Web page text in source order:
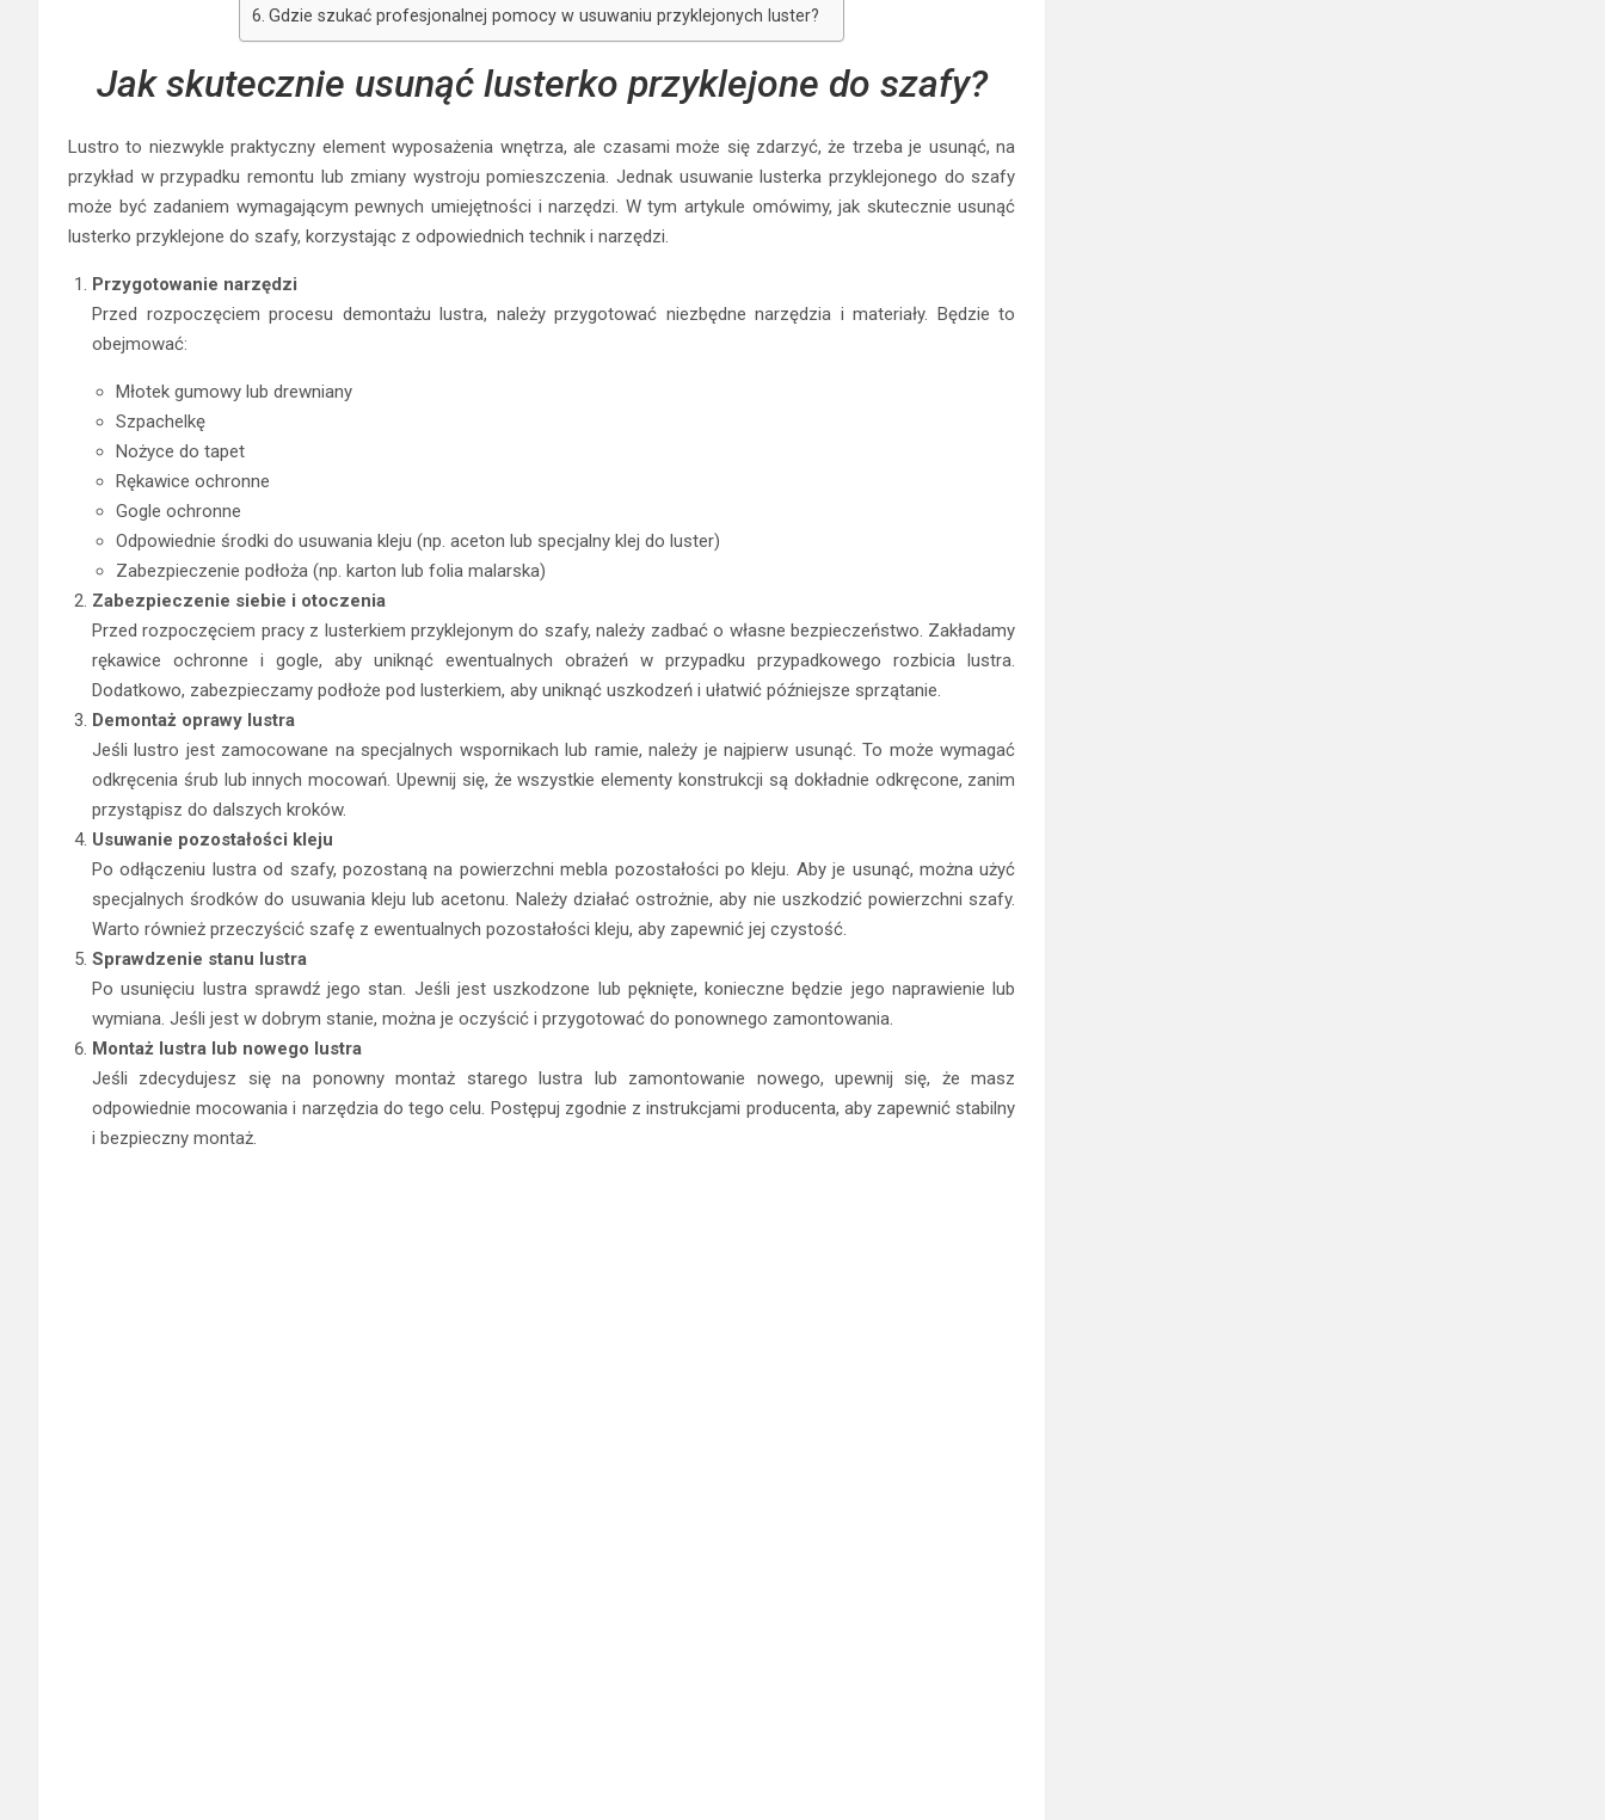
Gdzie szukać profesjonalnej pomocy w usuwaniu przyklejonych luster?
Jak skutecznie usunąć lusterko przyklejone do szafy?
Lustro to niezwykle praktyczny element wyposażenia wnętrza, ale czasami może się zdarzyć, że trzeba je usunąć, na
przykład w przypadku remontu lub zmiany wystroju pomieszczenia. Jednak usuwanie lusterka przyklejonego do szafy
może być zadaniem wymagającym pewnych umiejętności i narzędzi. W tym artykule omówimy, jak skutecznie usunąć
lusterko przyklejone do szafy, korzystając z odpowiednich technik i narzędzi.
Przygotowanie narzędzi
Przed rozpoczęciem procesu demontażu lustra, należy przygotować niezbędne narzędzia i materiały. Będzie to
obejmować:
Młotek gumowy lub drewniany
Szpachelkę
Nożyce do tapet
Rękawice ochronne
Gogle ochronne
Odpowiednie środki do usuwania kleju (np. aceton lub specjalny klej do luster)
Zabezpieczenie podłoża (np. karton lub folia malarska)
Zabezpieczenie siebie i otoczenia
Przed rozpoczęciem pracy z lusterkiem przyklejonym do szafy, należy zadbać o własne bezpieczeństwo. Zakładamy
rękawice ochronne i gogle, aby uniknąć ewentualnych obrażeń w przypadku przypadkowego rozbicia lustra.
Dodatkowo, zabezpieczamy podłoże pod lusterkiem, aby uniknąć uszkodzeń i ułatwić późniejsze sprzątanie.
Demontaż oprawy lustra
Jeśli lustro jest zamocowane na specjalnych wspornikach lub ramie, należy je najpierw usunąć. To może wymagać
odkręcenia śrub lub innych mocowań. Upewnij się, że wszystkie elementy konstrukcji są dokładnie odkręcone, zanim
przystąpisz do dalszych kroków.
Usuwanie pozostałości kleju
Po odłączeniu lustra od szafy, pozostaną na powierzchni mebla pozostałości po kleju. Aby je usunąć, można użyć
specjalnych środków do usuwania kleju lub acetonu. Należy działać ostrożnie, aby nie uszkodzić powierzchni szafy.
Warto również przeczyścić szafę z ewentualnych pozostałości kleju, aby zapewnić jej czystość.
Sprawdzenie stanu lustra
Po usunięciu lustra sprawdź jego stan. Jeśli jest uszkodzone lub pęknięte, konieczne będzie jego naprawienie lub
wymiana. Jeśli jest w dobrym stanie, można je oczyścić i przygotować do ponownego zamontowania.
Montaż lustra lub nowego lustra
Jeśli zdecydujesz się na ponowny montaż starego lustra lub zamontowanie nowego, upewnij się, że masz
odpowiednie mocowania i narzędzia do tego celu. Postępuj zgodnie z instrukcjami producenta, aby zapewnić stabilny
i bezpieczny montaż.